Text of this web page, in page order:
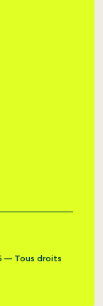
— Tous droits